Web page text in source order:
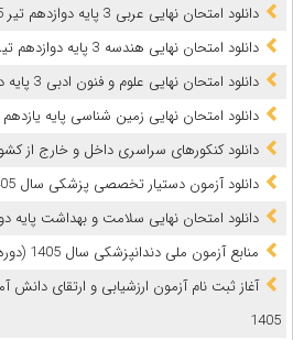
دانلود امتحان نهایی عربی 3 پایه دوازدهم تیر 1405 + پاسخ
دانلود امتحان نهایی هندسه 3 پایه دوازدهم تیر 1405
دانلود امتحان نهایی علوم و فنون ادبی 3 پایه دوازدهم تیر 1405
دانلود امتحان نهایی زمین شناسی پایه یازدهم تیر
دانلود کنکورهای سراسری داخل و خارج از کشور سالهای
دانلود آزمون دستیار تخصصی پزشکی سال 1405 + کلید نهایی
دانلود امتحان نهایی سلامت و بهداشت پایه دوازدهم
ﻣﻨﺎﺑﻊ آزﻣﻮن ﻣﻠﯽ دندانپزشکی سال 1405 (دوره های 25 و 26)
آغاز ثبت نام آزمون‌ ارزشیابی و ارتقای
1405